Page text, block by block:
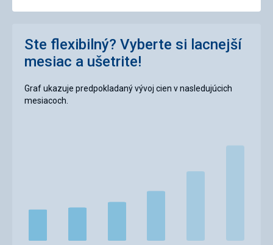
Ste flexibilný? Vyberte si lacnejší
mesiac a ušetrite!
Graf ukazuje predpokladaný vývoj cien v nasledujúcich
mesiacoch.